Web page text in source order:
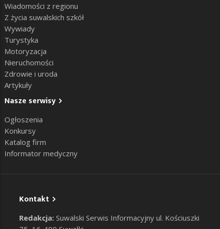
Wiadomości z regionu
Z życia suwalskich szkół
Wywiady
Turystyka
Motoryzacja
Nieruchomości
Zdrowie i uroda
Artykuły
Nasze serwisy
Ogłoszenia
Konkursy
Katalog firm
Informator medyczny
Kontakt
Redakcja: Suwalski Serwis Informacyjny ul. Kościuszki